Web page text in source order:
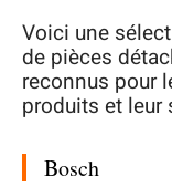
Voici une
de pièces
reconnus pour
produits et leur
Bosch